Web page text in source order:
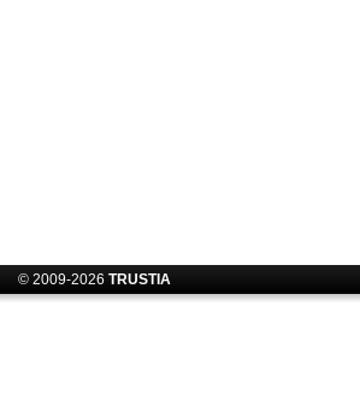
© 2009-2026 TRUSTIA